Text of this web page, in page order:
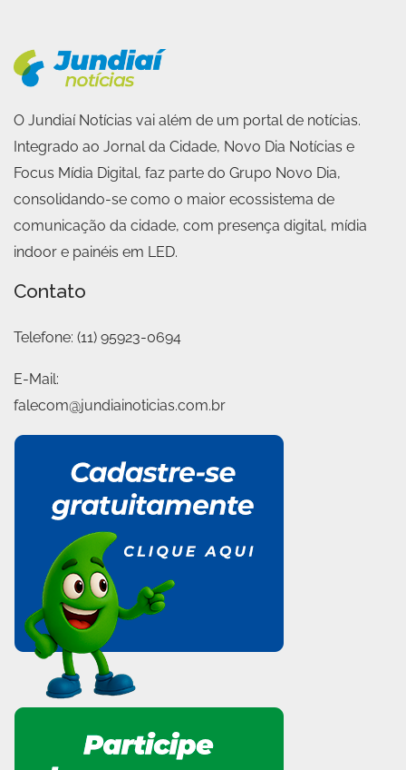
O Jundiaí Notícias vai além de um portal de notícias.
Integrado ao Jornal da Cidade, Novo Dia Notícias e
Focus Mídia Digital, faz parte do Grupo Novo Dia,
consolidando-se como o maior ecossistema de
comunicação da cidade, com presença digital, mídia
indoor e painéis em LED.
Contato
Telefone: (11) 95923-0694
E-Mail:
falecom@jundiainoticias.com.br